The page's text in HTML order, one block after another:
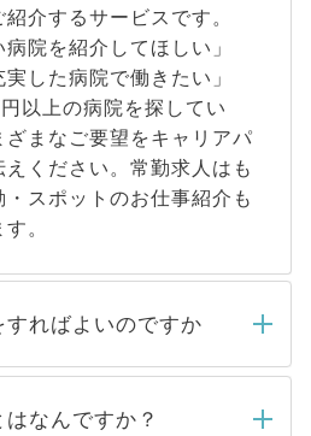
介するサービスです。
病院を紹介してほしい」
実した病院で働きたい」
以上の病院を探してい
ざまなご要望をキャリアパ
ください。常勤求人はも
スポットのお仕事紹介も
。
すればよいのですか
したら、弊社担当者がご
し、その後メールもしくは
なんですか？